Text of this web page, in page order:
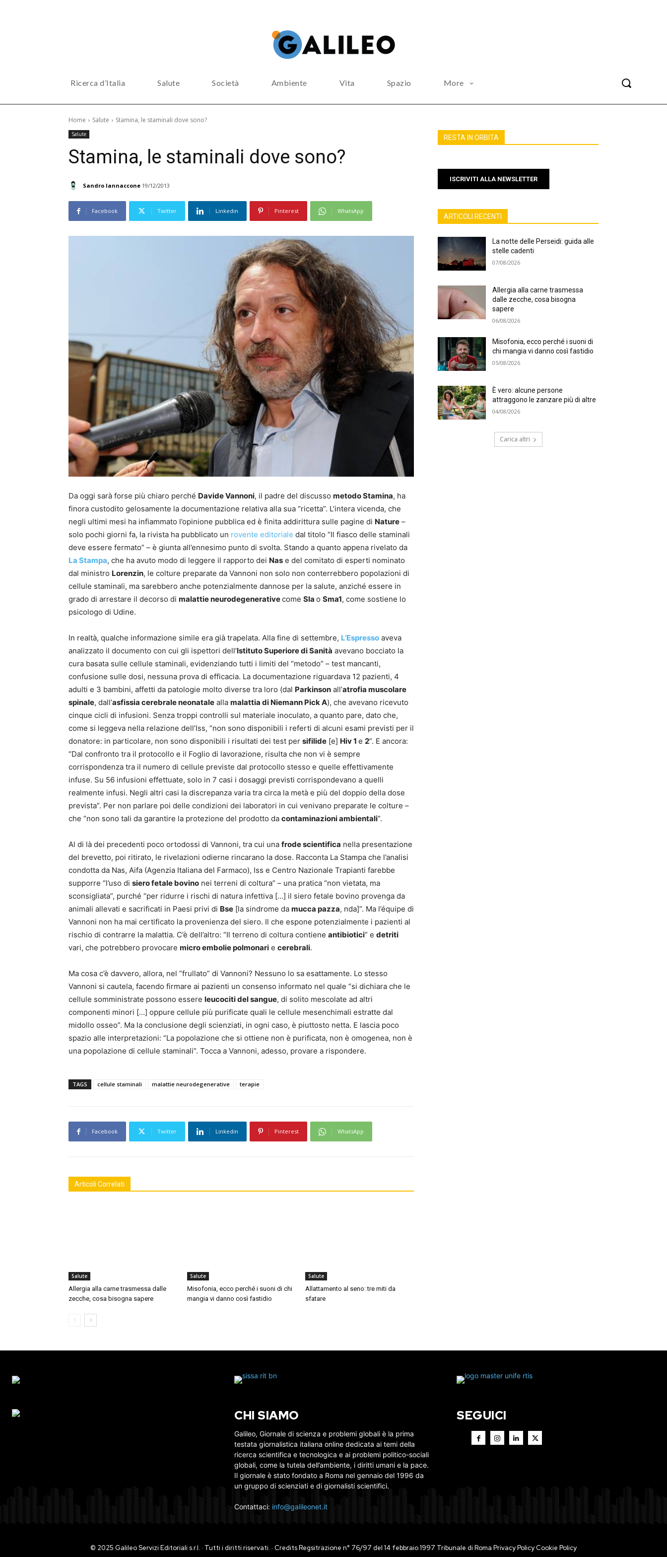
Ricerca d’Italia Salute Società Ambiente Vita Spazio More
Home Salute Stamina, le staminali dove sono?
Salute
Stamina, le staminali dove sono?
Sandro Iannaccone 19/12/2013
Facebook Twitter Linkedin Pinterest WhatsApp
Da oggi sarà forse più chiaro perché Davide Vannoni, il padre del discusso metodo Stamina, ha
finora custodito gelosamente la documentazione relativa alla sua “ricetta”. L’intera vicenda, che
negli ultimi mesi ha infiammato l’opinione pubblica ed è finita addirittura sulle pagine di Nature –
solo pochi giorni fa, la rivista ha pubblicato un rovente editoriale dal titolo “Il fiasco delle staminali
deve essere fermato” – è giunta all’ennesimo punto di svolta. Stando a quanto appena rivelato da
La Stampa, che ha avuto modo di leggere il rapporto dei Nas e del comitato di esperti nominato
dal ministro Lorenzin, le colture preparate da Vannoni non solo non conterrebbero popolazioni di
cellule staminali, ma sarebbero anche potenzialmente dannose per la salute, anziché essere in
grado di arrestare il decorso di malattie neurodegenerativecome Sla o Sma1, come sostiene lo
psicologo di Udine.
In realtà, qualche informazione simile era già trapelata. Alla fine di settembre, L’Espresso aveva
analizzato il documento con cui gli ispettori dell’Istituto Superiore di Sanità avevano bocciato la
cura basata sulle cellule staminali, evidenziando tutti i limiti del “metodo” – test mancanti,
confusione sulle dosi, nessuna prova di efficacia. La documentazione riguardava 12 pazienti, 4
adulti e 3 bambini, affetti da patologie molto diverse tra loro (dal Parkinson all’atrofia muscolare
spinale, dall’asfissia cerebrale neonatale alla malattia di Niemann Pick A), che avevano ricevuto
cinque cicli di infusioni. Senza troppi controlli sul materiale inoculato, a quanto pare, dato che,
come si leggeva nella relazione dell’Iss, “non sono disponibili i referti di alcuni esami previsti per il
donatore: in particolare, non sono disponibili i risultati dei test per sifilide [e] Hiv 1 e 2”. E ancora:
“Dal confronto tra il protocollo e il Foglio di lavorazione, risulta che non vi è sempre
corrispondenza tra il numero di cellule previste dal protocollo stesso e quelle effettivamente
infuse. Su 56 infusioni effettuate, solo in 7 casi i dosaggi previsti corrispondevano a quelli
realmente infusi. Negli altri casi la discrepanza varia tra circa la metà e più del doppio della dose
prevista”. Per non parlare poi delle condizioni dei laboratori in cui venivano preparate le colture –
che “non sono tali da garantire la protezione del prodotto da contaminazioni ambientali”.
Al di là dei precedenti poco ortodossi di Vannoni, tra cui una frode scientifica nella presentazione
del brevetto, poi ritirato, le rivelazioni odierne rincarano la dose. Racconta La Stampa che l’analisi
condotta da Nas, Aifa (Agenzia Italiana del Farmaco), Iss e Centro Nazionale Trapianti farebbe
supporre “l’uso di siero fetale bovino nei terreni di coltura” – una pratica “non vietata, ma
sconsigliata”, purché “per ridurre i rischi di natura infettiva […] il siero fetale bovino provenga da
animali allevati e sacrificati in Paesi privi di Bse [la sindrome da mucca pazza, nda]”. Ma l’équipe di
Vannoni non ha mai certificato la provenienza del siero. Il che espone potenzialmente i pazienti al
rischio di contrarre la malattia. C’è dell’altro: “Il terreno di coltura contiene antibiotici” e detriti
vari, che potrebbero provocare micro embolie polmonari e cerebrali.
Ma cosa c’è davvero, allora, nel “frullato” di Vannoni? Nessuno lo sa esattamente. Lo stesso
Vannoni si cautela, facendo firmare ai pazienti un consenso informato nel quale “si dichiara che le
cellule somministrate possono essere leucociti del sangue, di solito mescolate ad altri
componenti minori […] oppure cellule più purificate quali le cellule mesenchimali estratte dal
midollo osseo”. Ma la conclusione degli scienziati, in ogni caso, è piuttosto netta. E lascia poco
spazio alle interpretazioni: “La popolazione che si ottiene non è purificata, non è omogenea, non è
una popolazione di cellule staminali”. Tocca a Vannoni, adesso, provare a rispondere.
TAGS cellule staminali malattie neurodegenerative terapie
Facebook Twitter Linkedin Pinterest WhatsApp
Articoli Correlati
Salute
Allergia alla carne trasmessa dalle
zecche, cosa bisogna sapere
Salute
Misofonia, ecco perché i suoni di chi
mangia vi danno così fastidio
Salute
Allattamento al seno: tre miti da
sfatare
RESTA IN ORBITA
ISCRIVITI ALLA NEWSLETTER
ARTICOLI RECENTI
La notte delle Perseidi: guida alle
stelle cadenti
07/08/2026
Allergia alla carne trasmessa
dalle zecche, cosa bisogna
sapere
06/08/2026
Misofonia, ecco perché i suoni di
chi mangia vi danno così fastidio
05/08/2026
È vero: alcune persone
attraggono le zanzare più di altre
04/08/2026
Carica altri
CHI SIAMO
Galileo, Giornale di scienza e problemi globali è la prima
testata giornalistica italiana online dedicata ai temi della
ricerca scientifica e tecnologica e ai problemi politico-sociali
globali, come la tutela dell’ambiente, i diritti umani e la pace.
Il giornale è stato fondato a Roma nel gennaio del 1996 da
un gruppo di scienziati e di giornalisti scientifici.
Contattaci: info@galileonet.it
SEGUICI
© 2025 Galileo Servizi Editoriali s.r.l. · Tutti i diritti riservati. · Credits Regsitrazione n° 76/97 del 14 febbraio 1997 Tribunale di Roma Privacy PolicyCookie Policy